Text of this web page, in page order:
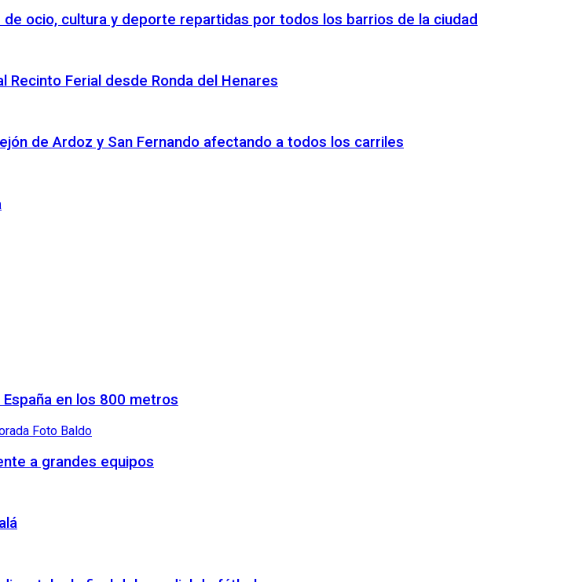
ocio, cultura y deporte repartidas por todos los barrios de la ciudad
Ferial desde Ronda del Henares
de Ardoz y San Fernando afectando a todos los carriles
en los 800 metros
a grandes equipos